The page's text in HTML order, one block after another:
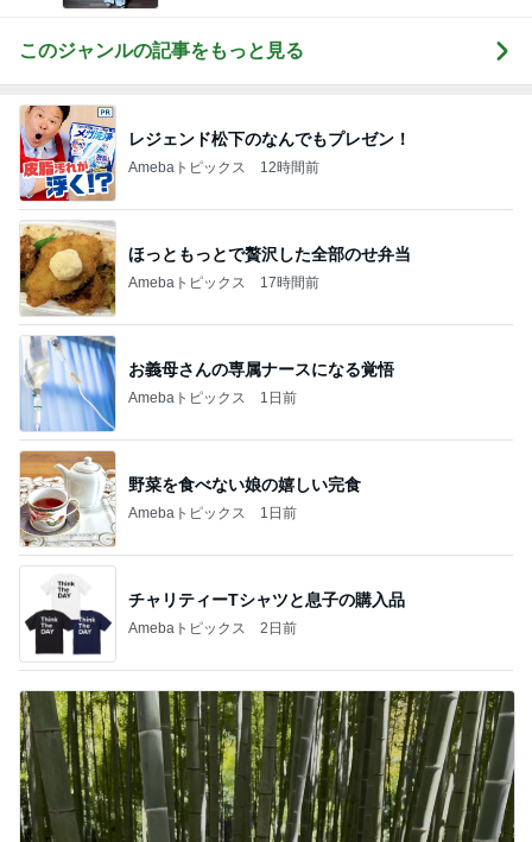
このジャンルの記事をもっと見る
レジェンド松下のなんでもプレゼン！
Amebaトピックス 12時間前
ほっともっとで贅沢した全部のせ弁当
Amebaトピックス 17時間前
お義母さんの専属ナースになる覚悟
Amebaトピックス 1日前
野菜を食べない娘の嬉しい完食
Amebaトピックス 1日前
チャリティーTシャツと息子の購入品
Amebaトピックス 2日前